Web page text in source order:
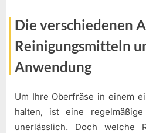
Die verschiedenen
Reinigungsmitteln
Anwendung
Um Ihre Oberfräse in einem
halten, ist eine
unerlässlich. Doch welche